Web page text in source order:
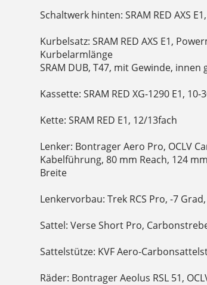
Schaltwerk hinten: SRAM RED AXS
Kurbelsatz: SRAM RED AXS E1,
Kurbelarmlänge
SRAM DUB, T47, mit Gewinde, innen
Kassette: SRAM RED XG-1290 E1, 10-
Kette: SRAM RED E1, 12/13fach
Lenker: Bontrager Aero Pro, OCLV
Kabelführung, 80 mm Reach, 124
Breite
Lenkervorbau: Trek RCS Pro, -7
Sattel: Verse Short Pro,
Sattelstütze: KVF Aero-
Räder: Bontrager Aeolus RSL 51,